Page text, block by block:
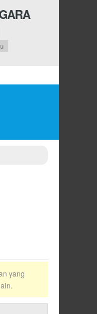
yang